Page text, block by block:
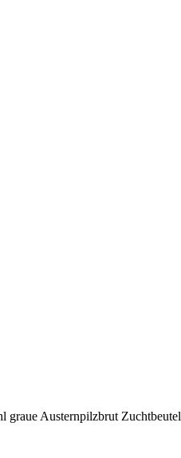
graue Austernpilzbrut Zuchtbeutel